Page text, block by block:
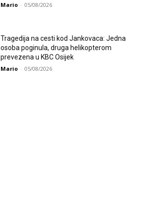
Mario - 05/08/2026
Tragedija na cesti kod Jankovaca: Jedna
osoba poginula, druga helikopterom
prevezena u KBC Osijek
Mario - 05/08/2026